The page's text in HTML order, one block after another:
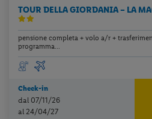
TOUR DELLA GIORDANIA – LA
pensione completa + volo a/r +
programma...
Check-in
dal 07/11/26
al 24/04/27